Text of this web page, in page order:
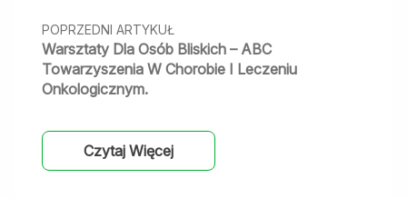
między
wpisami
POPRZEDNI ARTYKUŁ
Warsztaty Dla Osób Bliskich – ABC
Towarzyszenia W Chorobie I Leczeniu
Onkologicznym.
Czytaj Więcej